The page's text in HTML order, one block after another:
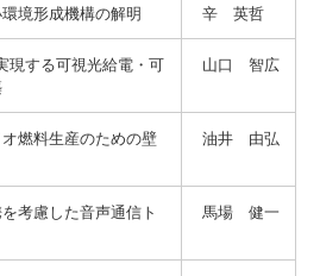
アリーダーたちの声
境形成機構の解明 辛 英哲
現する可視光給電・可
山口 智広
燃料生産のための壁
油井 由弘
考慮した音声通信ト
馬場 健一